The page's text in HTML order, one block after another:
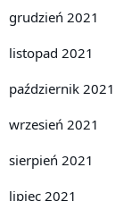
grudzień 2021
listopad 2021
październik 2021
wrzesień 2021
sierpień 2021
lipiec 2021